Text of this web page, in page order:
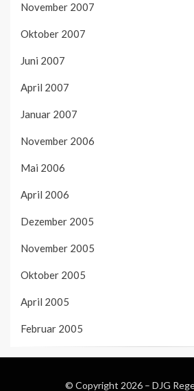
November 2007
Oktober 2007
Juni 2007
April 2007
Januar 2007
November 2006
Mai 2006
April 2006
Dezember 2005
November 2005
Oktober 2005
April 2005
Februar 2005
© Copyright 2026 – DJG